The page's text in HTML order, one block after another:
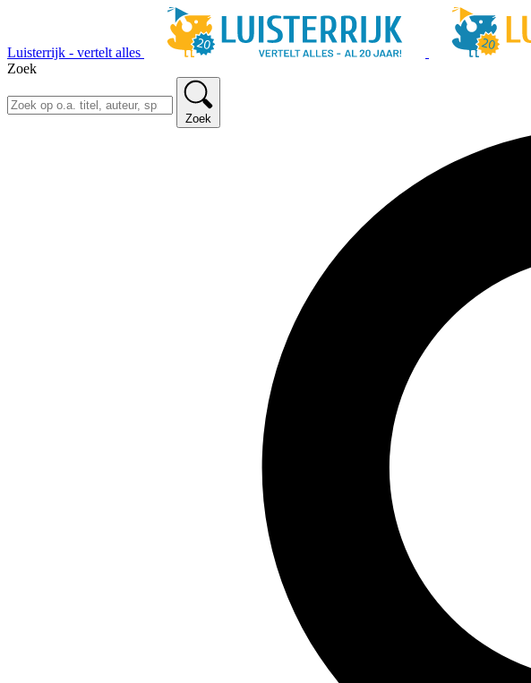
Luisterrijk - vertelt alles
Zoek
Zoek